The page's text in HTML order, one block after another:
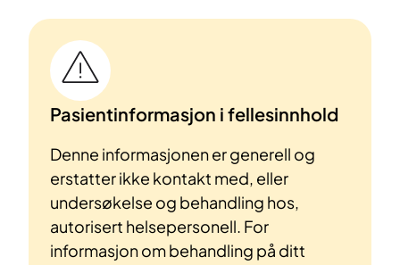
Pasientinformasjon i fellesinnhold
Denne informasjonen er generell og
erstatter ikke kontakt med, eller
undersøkelse og behandling hos,
autorisert helsepersonell. For
informasjon om behandling på ditt